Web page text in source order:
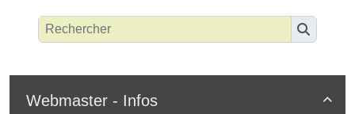

Webmaster - Infos